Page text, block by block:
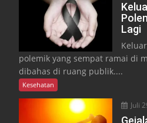
Lagi
polemik yang sempat ramai di
dibahas di ruang publik....
Kesehatan
Juli